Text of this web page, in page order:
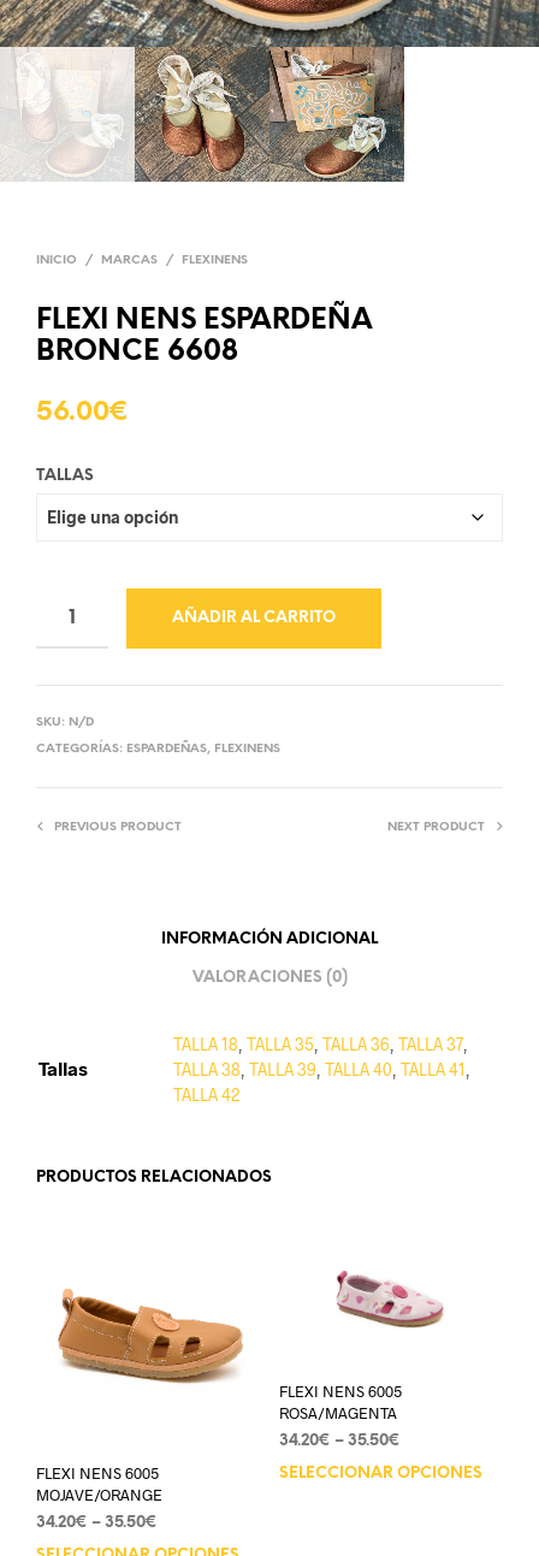
INICIO / MARCAS / FLEXINENS
FLEXI NENS ESPARDEÑA
BRONCE 6608
56.00€
TALLAS
AÑADIR AL CARRITO
SKU: N/D
CATEGORÍAS: ESPARDEÑAS, FLEXINENS
PREVIOUS PRODUCT NEXT PRODUCT
INFORMACIÓN ADICIONAL
VALORACIONES (0)
Tallas
TALLA 18 TALLA 35 TALLA 36 TALLA 37
TALLA 38 TALLA 39 TALLA 40 TALLA 41
TALLA 42
PRODUCTOS RELACIONADOS
FLEXI NENS 6005
MOJAVE/ORANGE
34.20€ – 35.50€
FLEXI NENS 6005
ROSA/MAGENTA
34.20€ – 35.50€
SELECCIONAR OPCIONES